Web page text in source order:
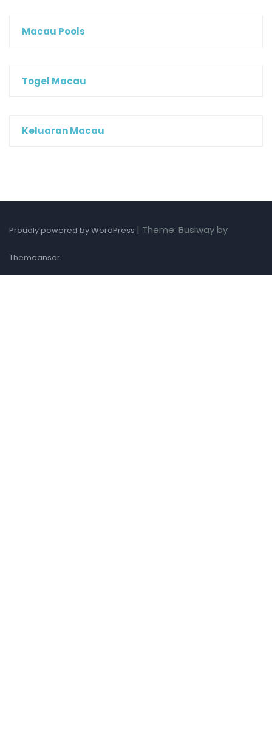
Macau Pools
Togel Macau
Keluaran Macau
Proudly powered by WordPress | Theme: Busiway by
Themeansar.